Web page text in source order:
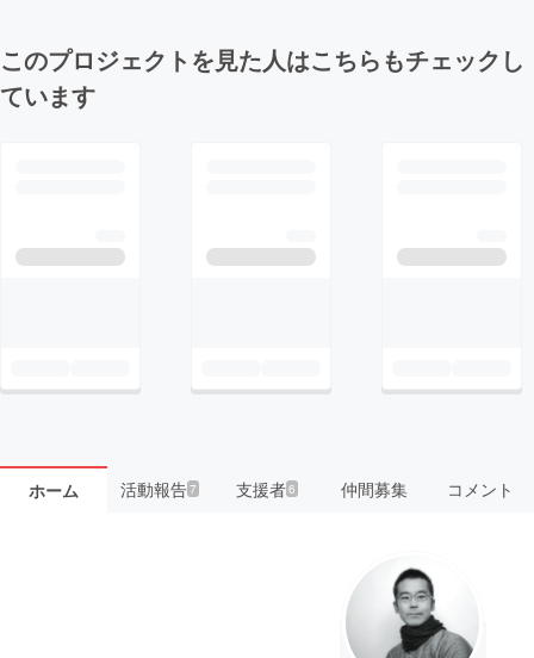
このプロジェクトを見た人はこちらもチェックし
ています
ホーム 活動報告7 支援者6 仲間募集 コメント